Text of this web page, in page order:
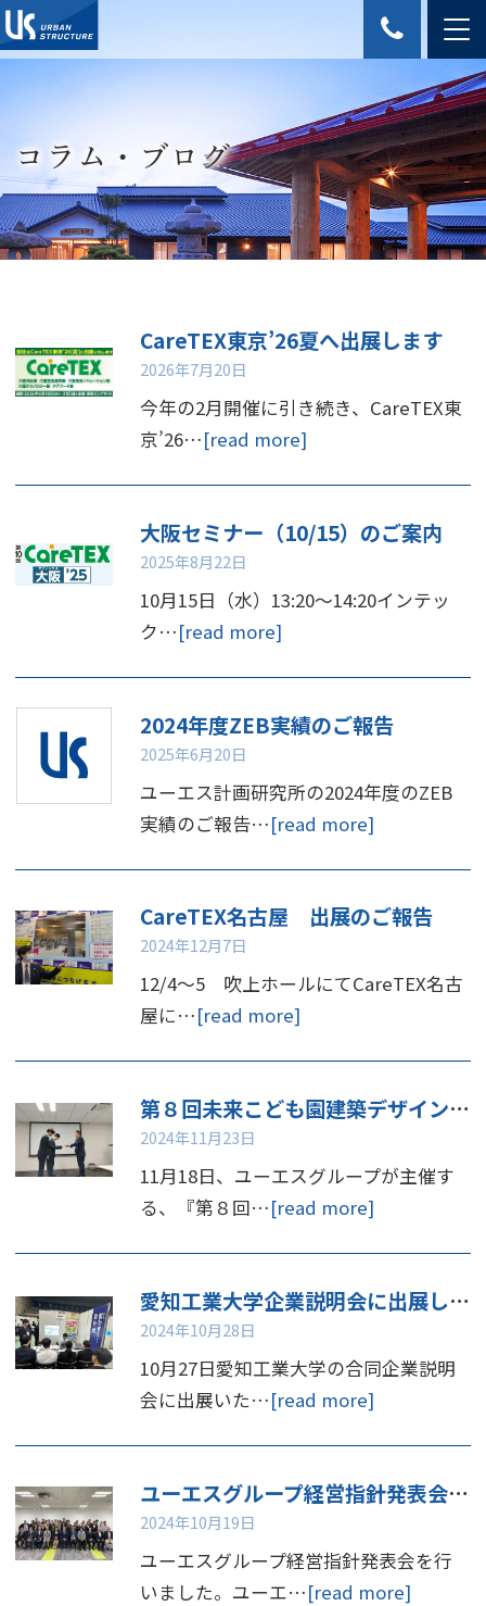
コラム・ブログ
CareTEX東京’26夏へ出展します
2026年7月20日
今年の2月開催に引き続き、CareTEX東
京’26…[read more]
大阪セミナー（10/15）のご案内
2025年8月22日
10月15日（水）13:20～14:20インテッ
ク…[read more]
2024年度ZEB実績のご報告
2025年6月20日
ユーエス計画研究所の2024年度のZEB
実績のご報告…[read more]
CareTEX名古屋 出展のご報告
2024年12月7日
12/4～5 吹上ホールにてCareTEX名古
屋に…[read more]
第８回未来こども園建築デザインコンペ 表彰
2024年11月23日
11月18日、ユーエスグループが主催す
る、『第８回…[read more]
愛知工業大学企業説明会に出展しました
2024年10月28日
10月27日愛知工業大学の合同企業説明
会に出展いた…[read more]
ユーエスグループ経営指針発表会を行いました
2024年10月19日
ユーエスグループ経営指針発表会を行
いました。ユーエ…[read more]